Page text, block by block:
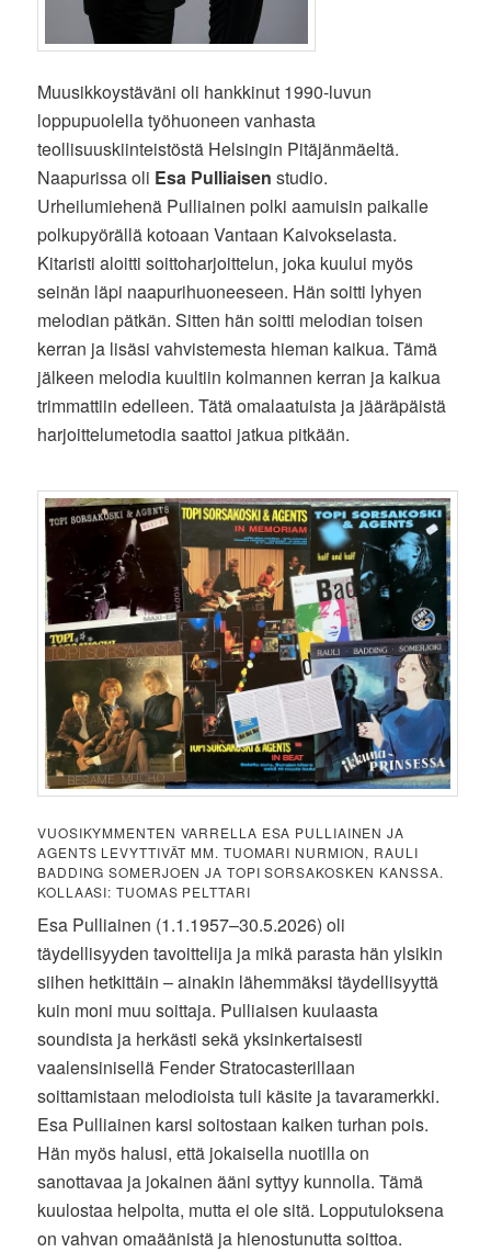
Muusikkoystäväni oli hankkinut 1990-luvun
loppupuolella työhuoneen vanhasta
teollisuuskiinteistöstä Helsingin Pitäjänmäeltä.
Naapurissa oli Esa Pulliaisen studio.
Urheilumiehenä Pulliainen polki aamuisin paikalle
polkupyörällä kotoaan Vantaan Kaivokselasta.
Kitaristi aloitti soittoharjoittelun, joka kuului myös
seinän läpi naapurihuoneeseen. Hän soitti lyhyen
melodian pätkän. Sitten hän soitti melodian toisen
kerran ja lisäsi vahvistemesta hieman kaikua. Tämä
jälkeen melodia kuultiin kolmannen kerran ja kaikua
trimmattiin edelleen. Tätä omalaatuista ja jääräpäistä
harjoittelumetodia saattoi jatkua pitkään.
VUOSIKYMMENTEN VARRELLA ESA PULLIAINEN JA
AGENTS LEVYTTIVÄT MM. TUOMARI NURMION, RAULI
BADDING SOMERJOEN JA TOPI SORSAKOSKEN KANSSA.
KOLLAASI: TUOMAS PELTTARI
Esa Pulliainen (1.1.1957–30.5.2026) oli
täydellisyyden tavoittelija ja mikä parasta hän ylsikin
siihen hetkittäin – ainakin lähemmäksi täydellisyyttä
kuin moni muu soittaja. Pulliaisen kuulaasta
soundista ja herkästi sekä yksinkertaisesti
vaalensinisellä Fender Stratocasterillaan
soittamistaan melodioista tuli käsite ja tavaramerkki.
Esa Pulliainen karsi soitostaan kaiken turhan pois.
Hän myös halusi, että jokaisella nuotilla on
sanottavaa ja jokainen ääni syttyy kunnolla. Tämä
kuulostaa helpolta, mutta ei ole sitä. Lopputuloksena
on vahvan omaäänistä ja hienostunutta soittoa.